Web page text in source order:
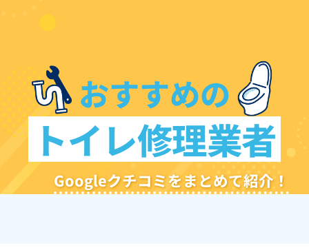
おすすめの
トイレ修理業者
Googleクチコミをまとめて紹介！